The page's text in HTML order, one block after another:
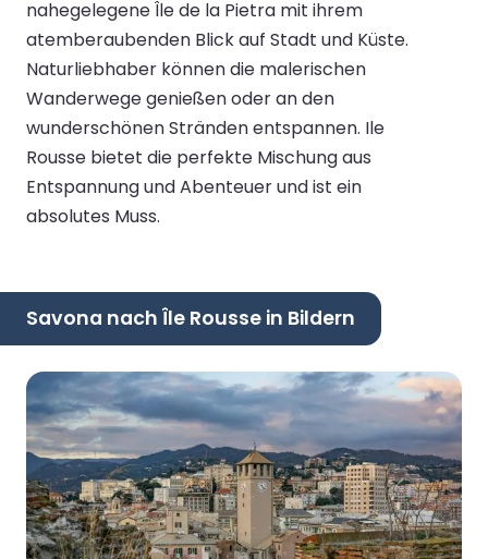
nahegelegene Île de la Pietra mit ihrem
atemberaubenden Blick auf Stadt und Küste.
Naturliebhaber können die malerischen
Wanderwege genießen oder an den
wunderschönen Stränden entspannen. Ile
Rousse bietet die perfekte Mischung aus
Entspannung und Abenteuer und ist ein
absolutes Muss.
Savona nach Île Rousse in Bildern